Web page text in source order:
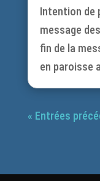
Intention de
message
fin de la
en paroisse
« Entrées